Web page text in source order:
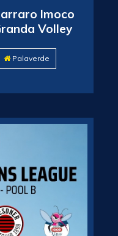
Imoco
Volley
Palaverde